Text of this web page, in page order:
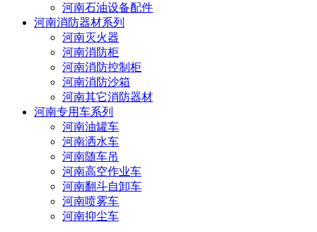
河南石油设备配件
河南消防器材系列
河南灭火器
河南消防柜
河南消防控制柜
河南消防沙箱
河南其它消防器材
河南专用车系列
河南油罐车
河南洒水车
河南随车吊
河南高空作业车
河南翻斗自卸车
河南喷雾车
河南抑尘车